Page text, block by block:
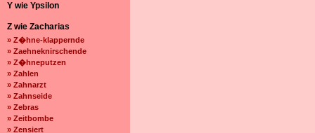
Y wie Ypsilon
Z wie Zacharias
» Z�hne-klappernde
» Zaehneknirschende
» Z�hneputzen
» Zahlen
» Zahnarzt
» Zahnseide
» Zebras
» Zeitbombe
» Zensiert